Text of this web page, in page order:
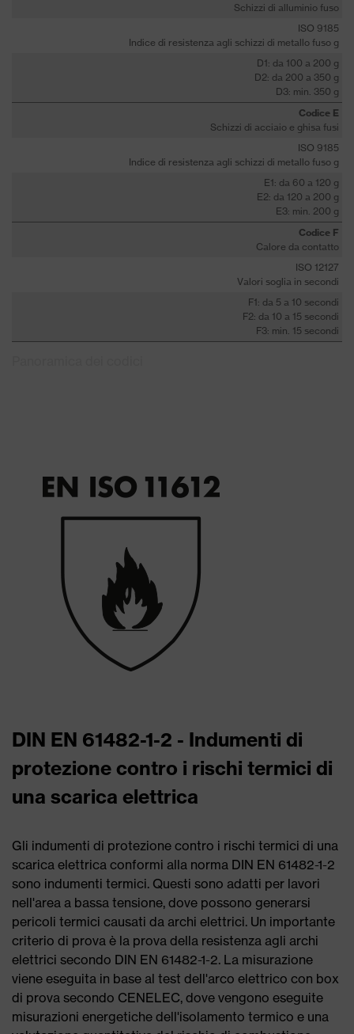
Schizzi di alluminio fuso
ISO 9185
Indice di resistenza agli schizzi di metallo fuso g
D1: da 100 a 200 g
D2: da 200 a 350 g
D3: min. 350 g
Codice E
Schizzi di acciaio e ghisa fusi
ISO 9185
Indice di resistenza agli schizzi di metallo fuso g
E1: da 60 a 120 g
E2: da 120 a 200 g
E3: min. 200 g
Codice F
Calore da contatto
ISO 12127
Valori soglia in secondi
F1: da 5 a 10 secondi
F2: da 10 a 15 secondi
F3: min. 15 secondi
DIN EN 61482-1-2 - Indumenti di
protezione contro i rischi termici di
una scarica elettrica
Gli indumenti di protezione contro i rischi termici di una
scarica elettrica conformi alla norma DIN EN 61482-1-2
sono indumenti termici. Questi sono adatti per lavori
nell'area a bassa tensione, dove possono generarsi
pericoli termici causati da archi elettrici. Un importante
criterio di prova è la prova della resistenza agli archi
elettrici secondo DIN EN 61482-1-2. La misurazione
viene eseguita in base al test dell'arco elettrico con box
di prova secondo CENELEC, dove vengono eseguite
misurazioni energetiche dell'isolamento termico e una